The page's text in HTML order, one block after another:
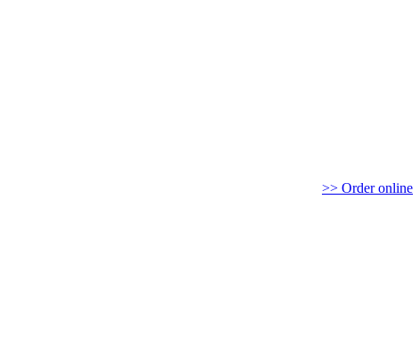
>> Order online